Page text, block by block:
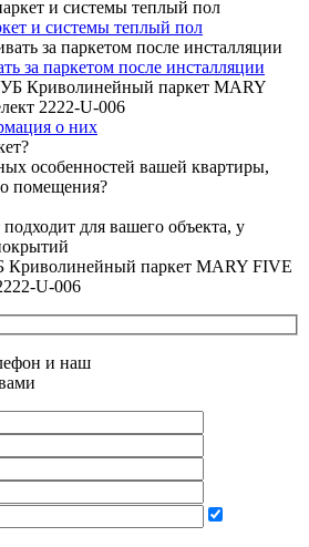
и системы теплый пол
за паркетом после инсталляции
о них
особенностей вашей квартиры,
помещения?
подходит для вашего объекта, у
паркет MARY FIVE
U-006
и наш